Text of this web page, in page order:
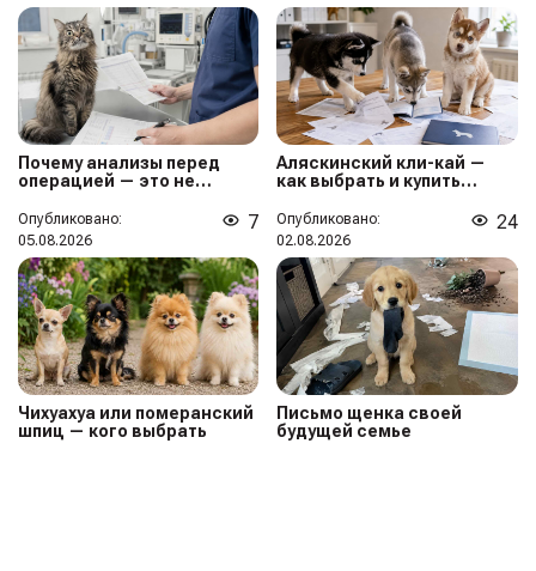
Почему анализы перед
операцией — это не
Аляскинский кли-кай —
как выбрать и купить
Опубликовано:
05.08.2026
7
Чихуахуа или померанский
шпиц — кого выбрать
Опубликовано:
02.08.2026
24
Письмо щенка своей
будущей семье